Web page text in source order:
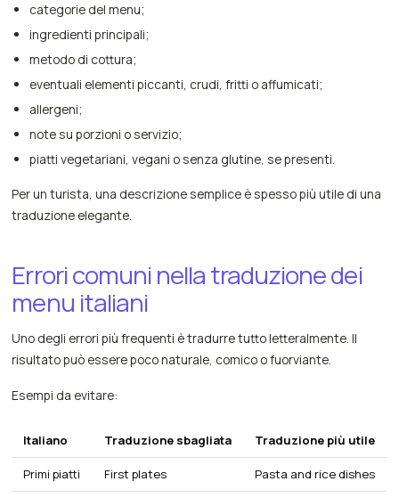
categorie del menu;
ingredienti principali;
metodo di cottura;
eventuali elementi piccanti, crudi, fritti o affumicati;
allergeni;
note su porzioni o servizio;
piatti vegetariani, vegani o senza glutine, se presenti.
Per un turista, una descrizione semplice è spesso più utile di una
traduzione elegante.
Errori comuni nella traduzione dei
menu italiani
Uno degli errori più frequenti è tradurre tutto letteralmente. Il
risultato può essere poco naturale, comico o fuorviante.
Esempi da evitare:
Italiano Traduzione sbagliata Traduzione più utile
Primi piatti First plates Pasta and rice dishes